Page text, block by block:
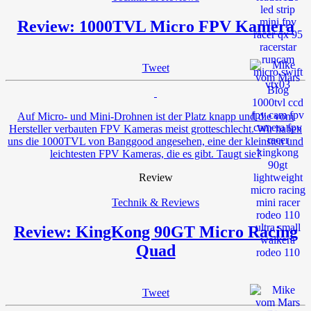
Review: 1000TVL Micro FPV Kamera
Tweet
Auf Micro- und Mini-Drohnen ist der Platz knapp und die vom
Hersteller verbauten FPV Kameras meist grotteschlecht. Wir haben
uns die 1000TVL von Banggood angesehen, eine der kleinsten und
leichtesten FPV Kameras, die es gibt. Taugt sie?
Review
Technik & Reviews
Review: KingKong 90GT Micro Racing
Quad
Tweet